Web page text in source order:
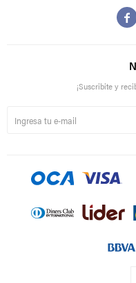

¡Suscribite y